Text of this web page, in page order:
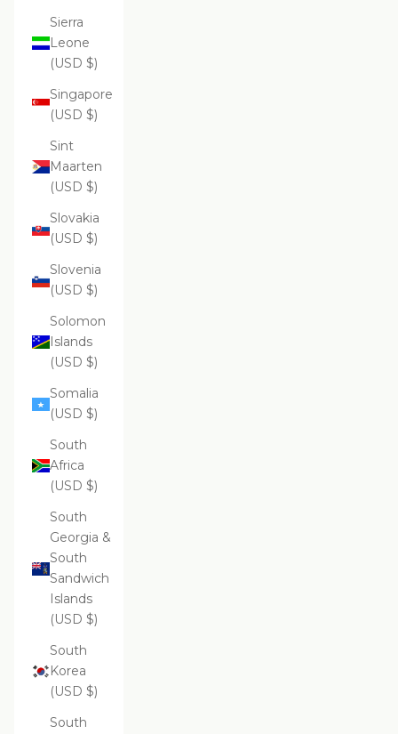
Sierra
Leone
(USD $)
Singapore
(USD $)
Sint
Maarten
(USD $)
Slovakia
(USD $)
Slovenia
(USD $)
Solomon
Islands
(USD $)
Somalia
(USD $)
South
Africa
(USD $)
South
Georgia &
South
Sandwich
Islands
(USD $)
South
Korea
(USD $)
South